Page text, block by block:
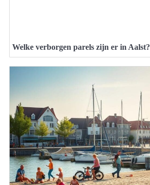
Welke verborgen parels zijn er in Aalst?